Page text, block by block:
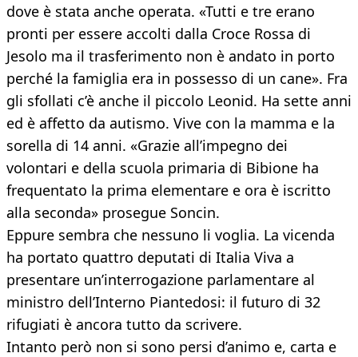
dove è stata anche operata. «Tutti e tre erano
pronti per essere accolti dalla Croce Rossa di
Jesolo ma il trasferimento non è andato in porto
perché la famiglia era in possesso di un cane». Fra
gli sfollati c’è anche il piccolo Leonid. Ha sette anni
ed è affetto da autismo. Vive con la mamma e la
sorella di 14 anni. «Grazie all’impegno dei
volontari e della scuola primaria di Bibione ha
frequentato la prima elementare e ora è iscritto
alla seconda» prosegue Soncin.
Eppure sembra che nessuno li voglia. La vicenda
ha portato quattro deputati di Italia Viva a
presentare un’interrogazione parlamentare al
ministro dell’Interno Piantedosi: il futuro di 32
rifugiati è ancora tutto da scrivere.
Intanto però non si sono persi d’animo e, carta e